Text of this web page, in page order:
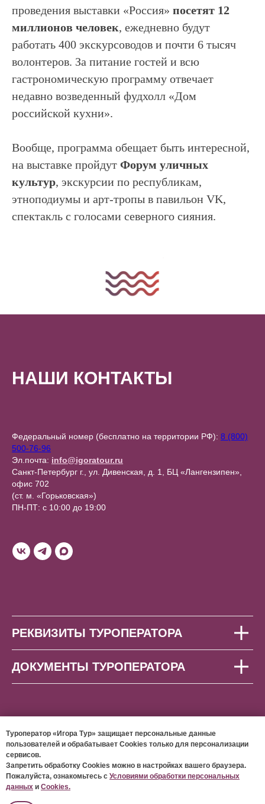
Туроператор «Игора Тур» защищает персональные данные
пользователей и обрабатывает Cookies только для персонализации
сервисов.
Запретить обработку Cookies можно в настройках вашего браузера.
Пожалуйста, ознакомьтесь с Условиями обработки персональных
данных и Cookies.
проведения выставки «Россия» посетят 12
миллионов человек, ежедневно будут
работать 400 экскурсоводов и почти 6 тысяч
волонтеров. За питание гостей и всю
гастрономическую программу отвечает
недавно возведенный фудхолл «Дом
российской кухни».
Вообще, программа обещает быть интересной,
на выставке пройдут Форум уличных
культур, экскурсии по республикам,
этноподиумы и арт-тропы в павильон VK,
спектакль с голосами северного сияния.
НАШИ КОНТАКТЫ
Федеральный номер (бесплатно на территории РФ): 8 (800)
500-76-96
Эл.почта: info@igoratour.ru
Санкт-Петербург г., ул. Дивенская, д. 1, БЦ «Лангензипен»,
офис 702
(ст. м. «Горьковская»)
ПН-ПТ: с 10:00 до 19:00
РЕКВИЗИТЫ ТУРОПЕРАТОРА
ДОКУМЕНТЫ ТУРОПЕРАТОРА
© 2026 ООО «ИГОРА ТУР»